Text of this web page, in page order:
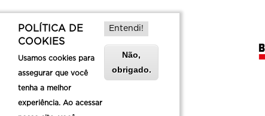
POLÍTICA DE
COOKIES
Usamos cookies para
assegurar que você
tenha a melhor
experiência. Ao acessar
Entendi!
Não,
obrigado.